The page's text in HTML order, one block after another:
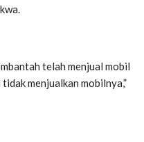
telah menjual mobil
menjualkan mobilnya,”